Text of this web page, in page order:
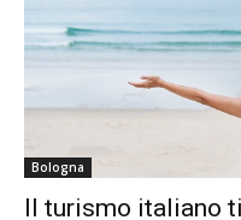
Bologna
Il turismo italiano